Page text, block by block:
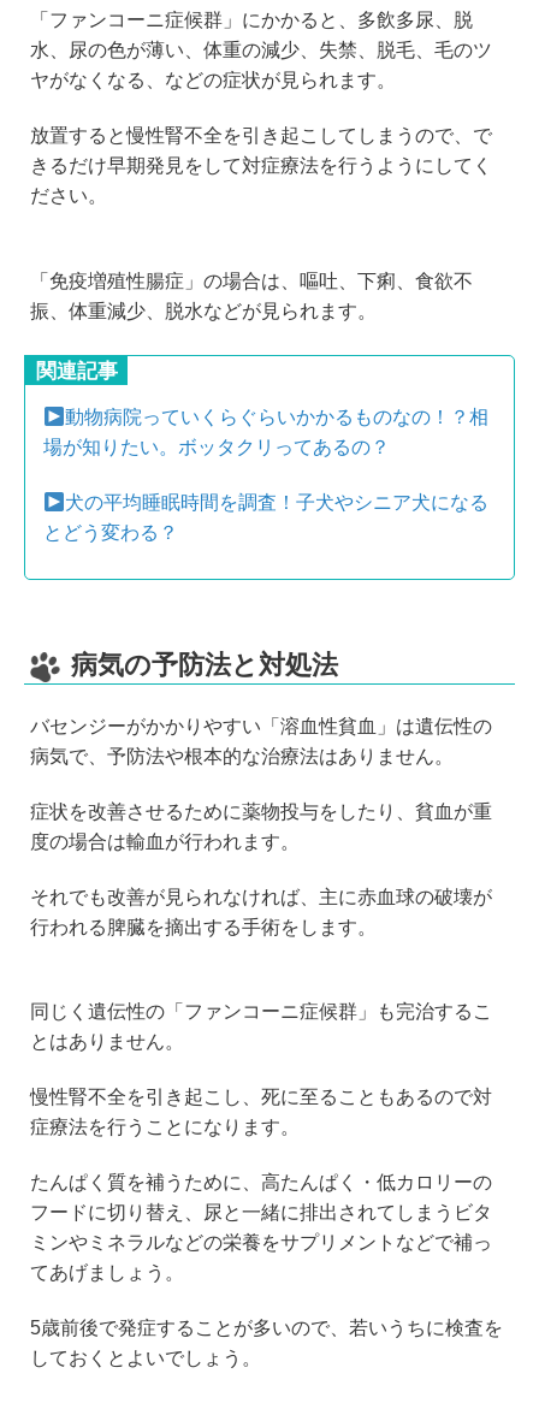
「ファンコーニ症候群」にかかると、多飲多尿、脱
水、尿の色が薄い、体重の減少、失禁、脱毛、毛のツ
ヤがなくなる、などの症状が見られます。
放置すると慢性腎不全を引き起こしてしまうので、で
きるだけ早期発見をして対症療法を行うようにしてく
ださい。
「免疫増殖性腸症」の場合は、嘔吐、下痢、食欲不
振、体重減少、脱水などが見られます。
関連記事
動物病院っていくらぐらいかかるものなの！？相
場が知りたい。ボッタクリってあるの？
犬の平均睡眠時間を調査！子犬やシニア犬になる
とどう変わる？
病気の予防法と対処法
バセンジーがかかりやすい「溶血性貧血」は遺伝性の
病気で、予防法や根本的な治療法はありません。
症状を改善させるために薬物投与をしたり、貧血が重
度の場合は輸血が行われます。
それでも改善が見られなければ、主に赤血球の破壊が
行われる脾臓を摘出する手術をします。
同じく遺伝性の「ファンコーニ症候群」も完治するこ
とはありません。
慢性腎不全を引き起こし、死に至ることもあるので対
症療法を行うことになります。
たんぱく質を補うために、高たんぱく・低カロリーの
フードに切り替え、尿と一緒に排出されてしまうビタ
ミンやミネラルなどの栄養をサプリメントなどで補っ
てあげましょう。
5歳前後で発症することが多いので、若いうちに検査を
しておくとよいでしょう。